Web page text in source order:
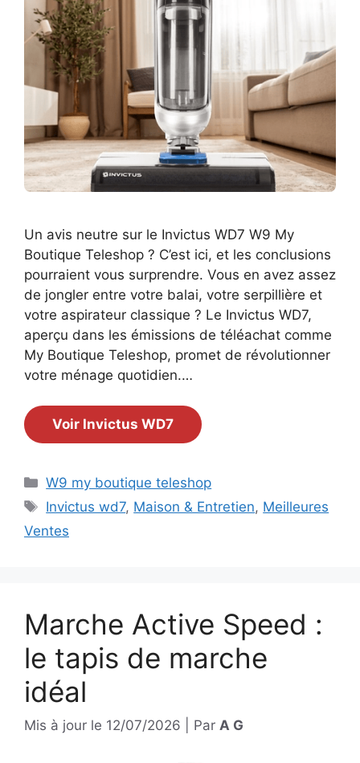
Un avis neutre sur le Invictus WD7 W9 My
Boutique Teleshop ? C’est ici, et les conclusions
pourraient vous surprendre. Vous en avez assez
de jongler entre votre balai, votre serpillière et
votre aspirateur classique ? Le Invictus WD7,
aperçu dans les émissions de téléachat comme
My Boutique Teleshop, promet de révolutionner
votre ménage quotidien.…
Voir Invictus WD7
Catégories
W9 my boutique teleshop
Étiquettes
Invictus wd7, Maison & Entretien, Meilleures
Ventes
Marche Active Speed :
le tapis de marche
idéal
Mis à jour le 12/07/2026 Par A G